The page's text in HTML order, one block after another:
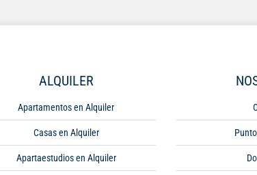
ALQUILER
Apartamentos en Alquiler
Casas en Alquiler
Apartaestudios en Alquiler